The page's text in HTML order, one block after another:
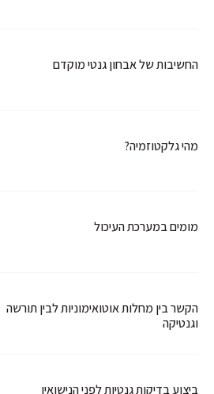
החשיבות של אבחון גנטי מוקדם
מהי גלקטוזמיה?
מומים במערכת העיכול
הקשר בין מחלות אוטואימוניות לבין תורשה
וגנטיקה
ביצוע בדיקות גנטיות לפני הנישואין